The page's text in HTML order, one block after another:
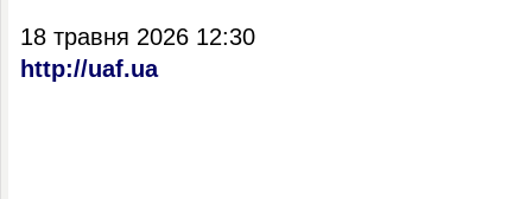
18 травня 2026 12:30
http://uaf.ua